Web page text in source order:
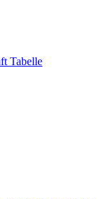
Tabelle